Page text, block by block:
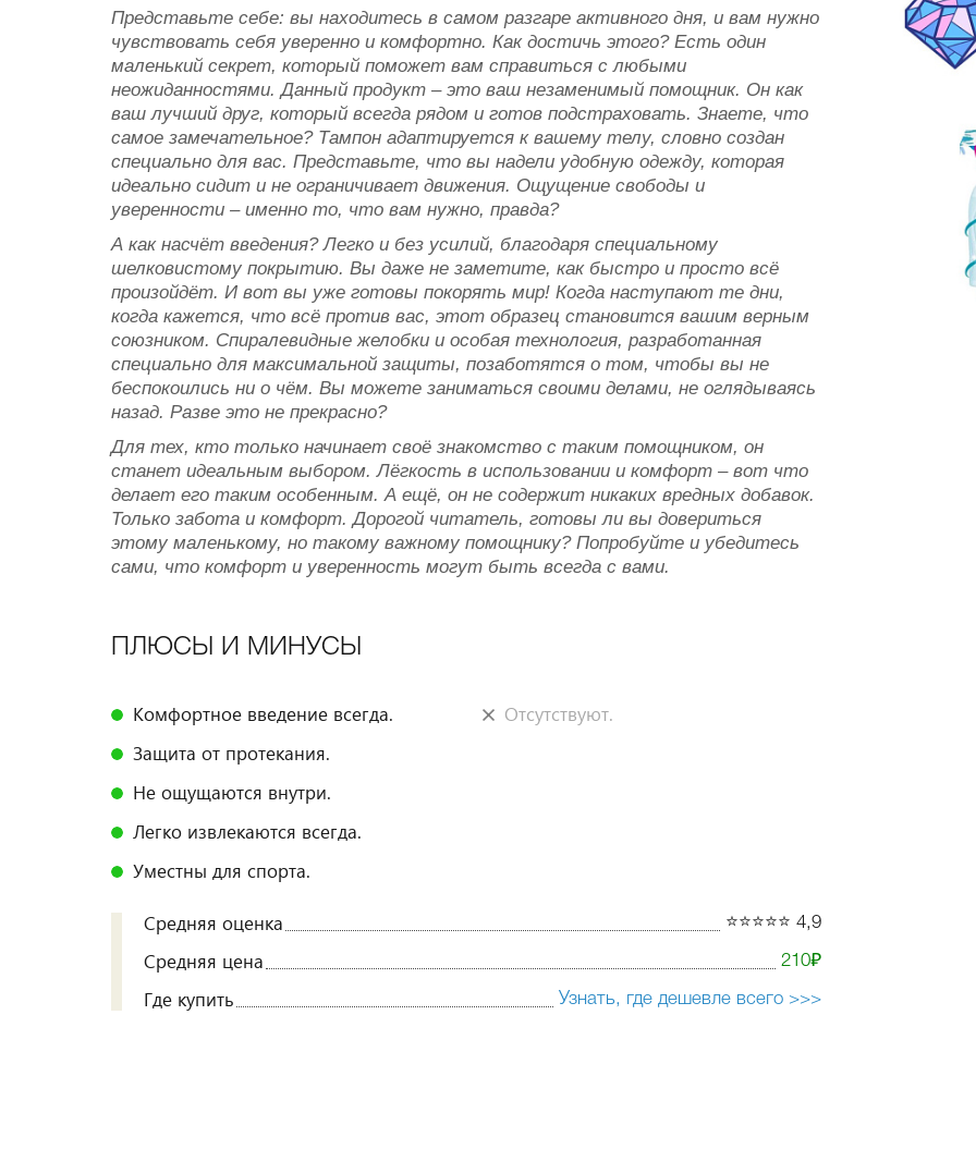
Представьте себе: вы находитесь в самом разгаре активного дня, и вам нужно
чувствовать себя уверенно и комфортно. Как достичь этого? Есть один
маленький секрет, который поможет вам справиться с любыми
неожиданностями. Данный продукт – это ваш незаменимый помощник. Он как
ваш лучший друг, который всегда рядом и готов подстраховать. Знаете, что
самое замечательное? Тампон адаптируется к вашему телу, словно создан
специально для вас. Представьте, что вы надели удобную одежду, которая
идеально сидит и не ограничивает движения. Ощущение свободы и
уверенности – именно то, что вам нужно, правда?
А как насчёт введения? Легко и без усилий, благодаря специальному
шелковистому покрытию. Вы даже не заметите, как быстро и просто всё
произойдёт. И вот вы уже готовы покорять мир! Когда наступают те дни,
когда кажется, что всё против вас, этот образец становится вашим верным
союзником. Спиралевидные желобки и особая технология, разработанная
специально для максимальной защиты, позаботятся о том, чтобы вы не
беспокоились ни о чём. Вы можете заниматься своими делами, не оглядываясь
назад. Разве это не прекрасно?
Для тех, кто только начинает своё знакомство с таким помощником, он
станет идеальным выбором. Лёгкость в использовании и комфорт – вот что
делает его таким особенным. А ещё, он не содержит никаких вредных добавок.
Только забота и комфорт. Дорогой читатель, готовы ли вы довериться
этому маленькому, но такому важному помощнику? Попробуйте и убедитесь
сами, что комфорт и уверенность могут быть всегда с вами.
ПЛЮСЫ И МИНУСЫ
Комфортное введение всегда.
Защита от протекания.
Не ощущаются внутри.
Легко извлекаются всегда.
Уместны для спорта.
Отсутствуют.
Средняя оценка ⭐️⭐️⭐️⭐️⭐️ 4,9
Средняя цена 210₽
Где купить Узнать, где дешевле всего >>>